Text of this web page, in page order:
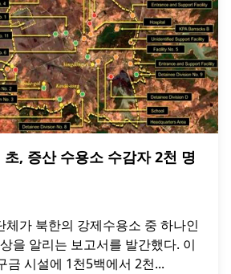
, 증산 수용소 수감자 2천 명
체가 북한의 강제수용소 중 하나인
을 알리는 보고서를 발간했다. 이
금 시설에 1천5백에서 2천...